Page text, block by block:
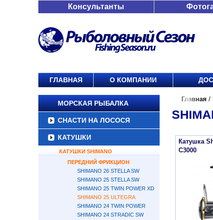
Консультанты
ГЛАВНАЯ О КОМПАНИИ
МОРСКАЯ РЫБАЛКА
СНАСТИ НА ЛОСОСЯ
КАТУШКИ
КАТУШКИ SHIMANO
ПЕРЕДНИЙ ФРИКЦИОН
SHIMANO 26 STELLA SW
SHIMANO 25 STELLA SW
SHIMANO 25 TWIN POWER XD
SHIMANO 25 ULTEGRA
SHIMANO 24 TWIN POWER
SHIMANO 24 STRADIC SW
Главная /
Катушка
C3000